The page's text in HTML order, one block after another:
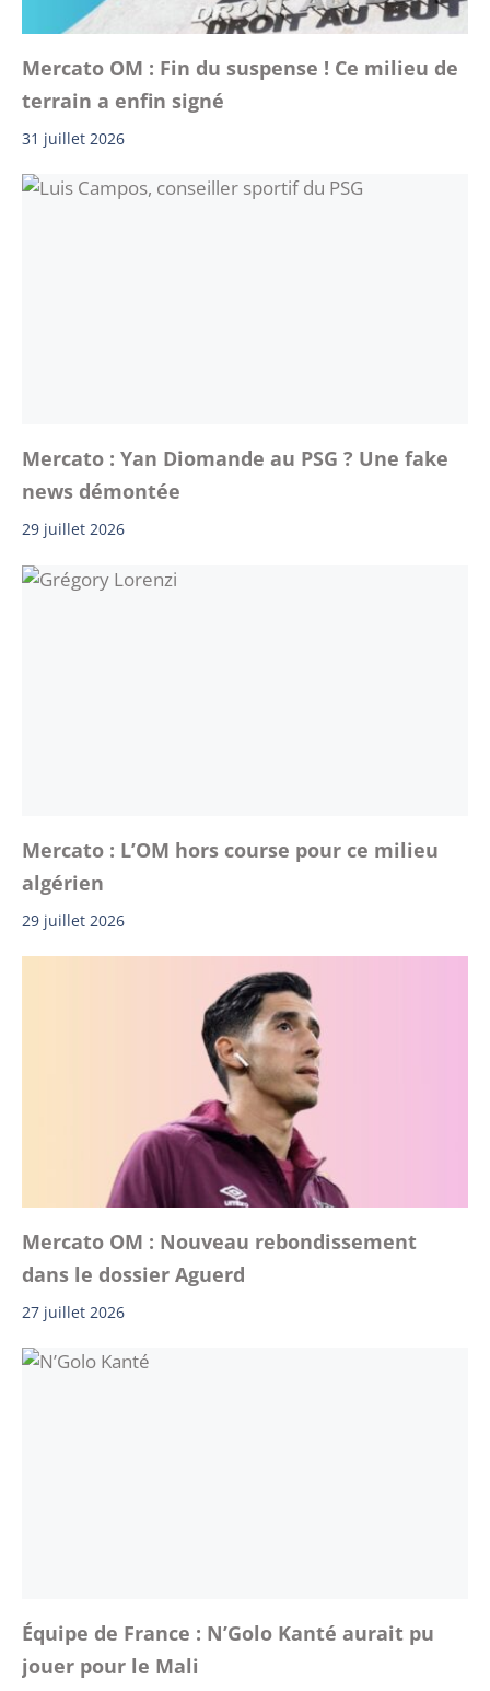
Mercato OM : Fin du suspense ! Ce milieu de
terrain a enfin signé
31 juillet 2026
Mercato : Yan Diomande au PSG ? Une fake
news démontée
29 juillet 2026
Mercato : L’OM hors course pour ce milieu
algérien
29 juillet 2026
Mercato OM : Nouveau rebondissement
dans le dossier Aguerd
27 juillet 2026
Équipe de France : N’Golo Kanté aurait pu
jouer pour le Mali